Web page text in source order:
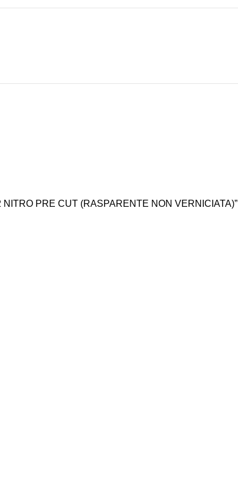
PRE CUT (RASPARENTE NON VERNICIATA)”